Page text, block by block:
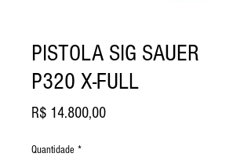
PISTOLA SIG SAUER
P320 X-FULL
R$ 14.800,00Preço
Quantidade *